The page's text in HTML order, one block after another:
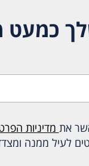
כמעט
את מדיניות
לעיל ממנה